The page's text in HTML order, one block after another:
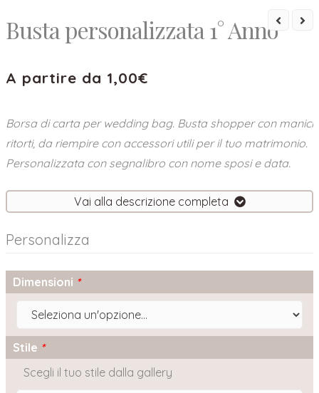
Busta personalizzata 1° Anno
A partire da 1,00€
Borsa di carta per wedding bag. Busta shopper con manici
ritorti, da riempire con accessori utili per il tuo matrimonio.
Personalizzata con segnalibro con nome sposi e data.
Vai alla descrizione completa
Personalizza
Dimensioni *
Stile *
Scegli il tuo stile dalla gallery